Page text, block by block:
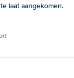
laat aangekomen.
contact te
website chat, ...,